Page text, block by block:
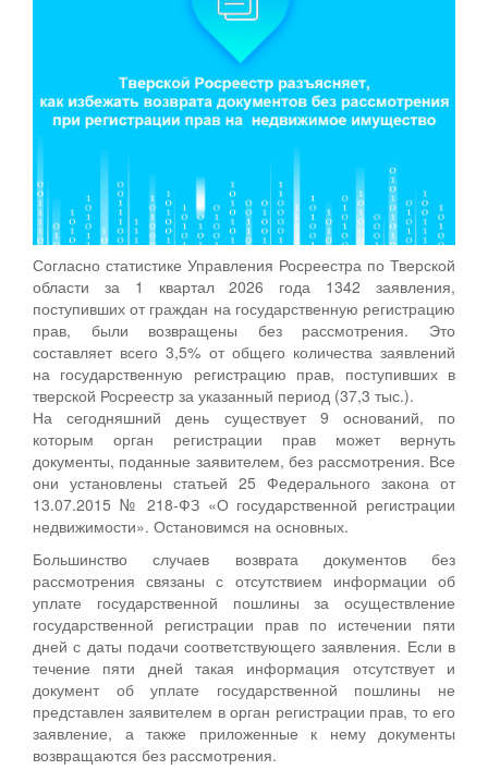
Согласно статистике Управления Росреестра по Тверской
области за 1 квартал 2026 года 1342 заявления,
поступивших от граждан на государственную регистрацию
прав, были возвращены без рассмотрения. Это
составляет всего 3,5% от общего количества заявлений
на государственную регистрацию прав, поступивших в
тверской Росреестр за указанный период (37,3 тыс.).
На сегодняшний день существует 9 оснований, по
которым орган регистрации прав может вернуть
документы, поданные заявителем, без рассмотрения. Все
они установлены статьей 25 Федерального закона от
13.07.2015 № 218-ФЗ «О государственной регистрации
недвижимости». Остановимся на основных.
Большинство случаев возврата документов без
рассмотрения связаны с отсутствием информации об
уплате государственной пошлины за осуществление
государственной регистрации прав по истечении пяти
дней с даты подачи соответствующего заявления. Если в
течение пяти дней такая информация отсутствует и
документ об уплате государственной пошлины не
представлен заявителем в орган регистрации прав, то его
заявление, а также приложенные к нему документы
возвращаются без рассмотрения.